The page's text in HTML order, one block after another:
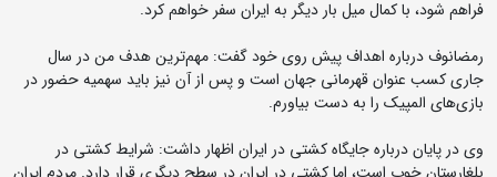
فراهم شود، با کمال میل بار دیگر به ایران سفر خواهم کرد.
رمضانوف درباره اهداف پیش روی خود گفت: مهم‌ترین هدف من در سال
جاری کسب عنوان قهرمانی جهان است و پس از آن نیز باید سهمیه حضور در
بازی‌های المپیک را به دست بیاورم.
وی در پایان درباره جایگاه کشتی در ایران اظهار داشت: شرایط کشتی در